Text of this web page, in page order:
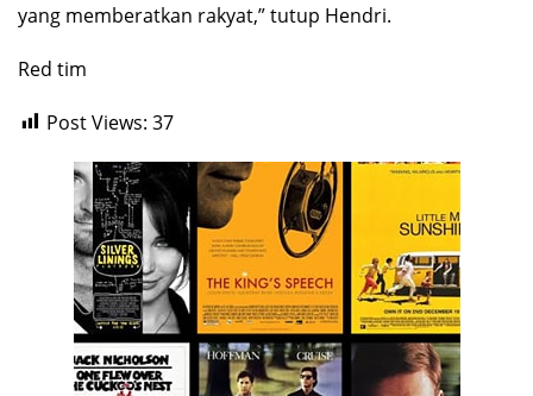
yang memberatkan rakyat,” tutup Hendri.
Red tim
Post Views: 37